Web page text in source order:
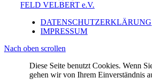
FELD VELBERT e.V.
DATENSCHUTZERKLÄRUNG
IMPRESSUM
Nach oben scrollen
Diese Seite benutzt Cookies. Wenn
gehen wir von Ihrem Einverständnis